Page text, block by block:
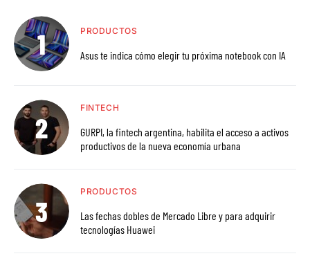
PRODUCTOS
Asus te indica cómo elegir tu próxima notebook con IA
FINTECH
GURPI, la fintech argentina, habilita el acceso a activos
productivos de la nueva economía urbana
PRODUCTOS
Las fechas dobles de Mercado Libre y para adquirir
tecnologías Huawei